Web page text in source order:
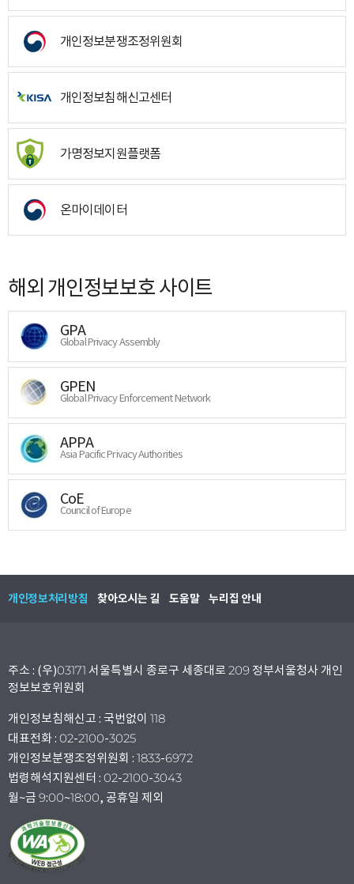
개인정보분쟁조정위원회
개인정보침해신고센터
가명정보지원플랫폼
온마이데이터
해외 개인정보보호 사이트
GPA
Global Privacy Assembly
GPEN
Global Privacy Enforcement Network
APPA
Asia Pacific Privacy Authorities
CoE
Council of Europe
개인정보처리방침 찾아오시는 길 도움말 누리집 안내
주소 : (우)03171 서울특별시 종로구 세종대로 209 정부서울청사 개인
정보보호위원회
개인정보침해신고 : 국번없이 118
대표전화 : 02-2100-3025
개인정보분쟁조정위원회 : 1833-6972
법령해석지원센터 : 02-2100-3043
월~금 9:00~18:00, 공휴일 제외